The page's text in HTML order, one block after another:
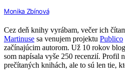
Monika Zbínová
Cez deň knihy vyrábam, večer ich
Martinuse sa venujem projektu Publico
začínajúcim autorom. Už 10 rokov
som napísala vyše 250 recenzií. Profil
prečítaných knihách, ale to sú len tie,